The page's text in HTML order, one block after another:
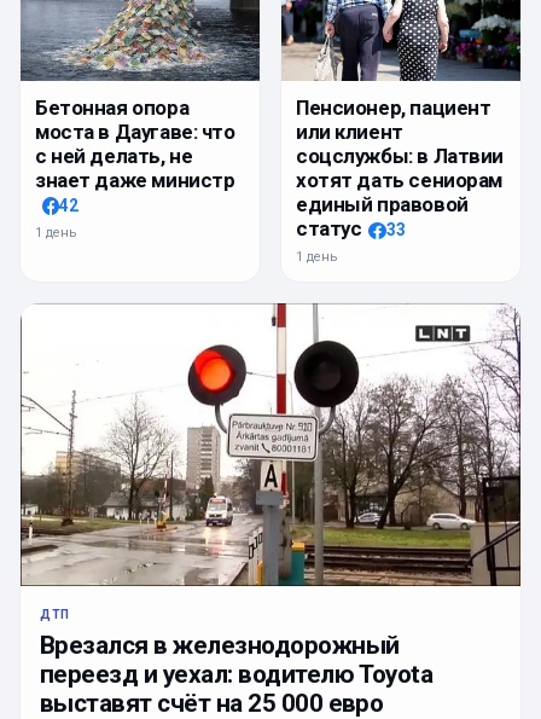
Бетонная опора
моста в Даугаве: что
с ней делать, не
знает даже министр
42
1 день
Пенсионер, пациент
или клиент
соцслужбы: в Латвии
хотят дать сениорам
единый правовой
статус
33
1 день
ДТП
Врезался в железнодорожный
переезд и уехал: водителю Toyota
выставят счёт на 25 000 евро